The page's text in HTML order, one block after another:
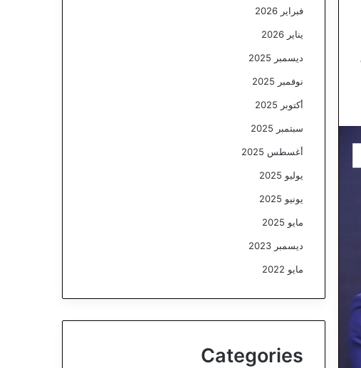
فبراير 2026
يناير 2026
ديسمبر 2025
نوفمبر 2025
أكتوبر 2025
سبتمبر 2025
أغسطس 2025
يوليو 2025
يونيو 2025
مايو 2025
ديسمبر 2023
مايو 2022
Categories